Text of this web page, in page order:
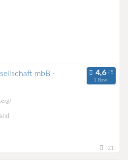
mbB -
1 Bew.
21